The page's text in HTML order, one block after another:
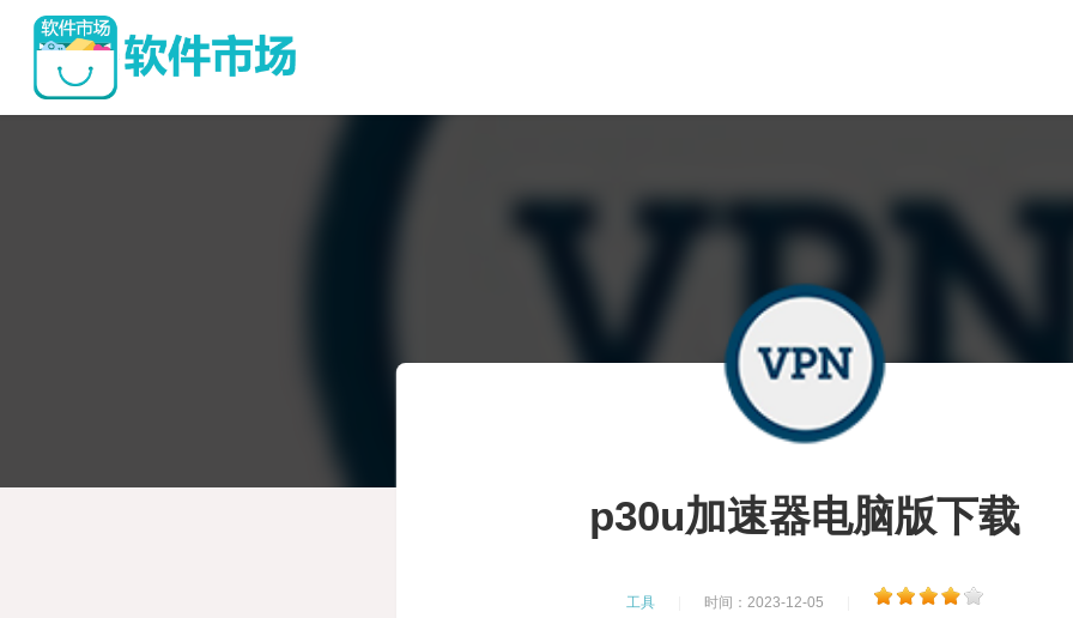
p30u加速器电脑版下载
工具 时间：2023-12-05